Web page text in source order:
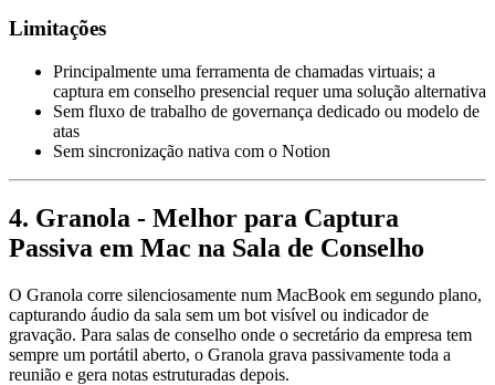
Limitações
Principalmente uma ferramenta de chamadas virtuais; a
captura em conselho presencial requer uma solução alternativa
Sem fluxo de trabalho de governança dedicado ou modelo de
atas
Sem sincronização nativa com o Notion
4. Granola - Melhor para Captura
Passiva em Mac na Sala de Conselho
O Granola corre silenciosamente num MacBook em segundo plano,
capturando áudio da sala sem um bot visível ou indicador de
gravação. Para salas de conselho onde o secretário da empresa tem
sempre um portátil aberto, o Granola grava passivamente toda a
reunião e gera notas estruturadas depois.